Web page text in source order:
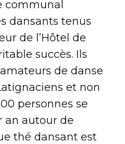
communal
dansants tenus
de l’Hôtel de
succès. Ils
de danse
et non
personnes se
an autour de
thé dansant est